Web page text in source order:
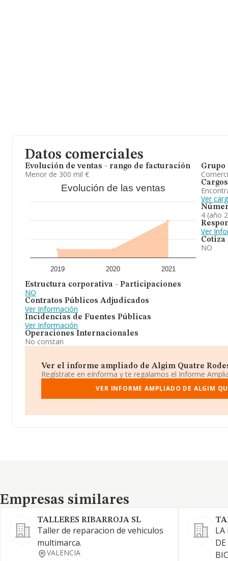
Datos comerciales
Evolución de ventas - rango de facturación
Menor de 300 mil €
Evolución de las ventas
2019 2020 2021
Estructura corporativa - Participaciones
NO
Contratos Públicos Adjudicados
Ver Información
Incidencias de Fuentes Públicas
Ver Información
Operaciones Internacionales
No constan
Grupo
Cargos
Ver
4 (año
Ver
Cotiza
NO
Ver el informe ampliado de Algim Quatre
Regístrate en eInforma y te regalamos el Informe
VER INFORME AMPLIADO DE ALGIM
Empresas similares
Empresas similares
TALLERES RIBARROJA SL
Taller de reparacion de vehiculos
multimarca.
VALENCIA
LA